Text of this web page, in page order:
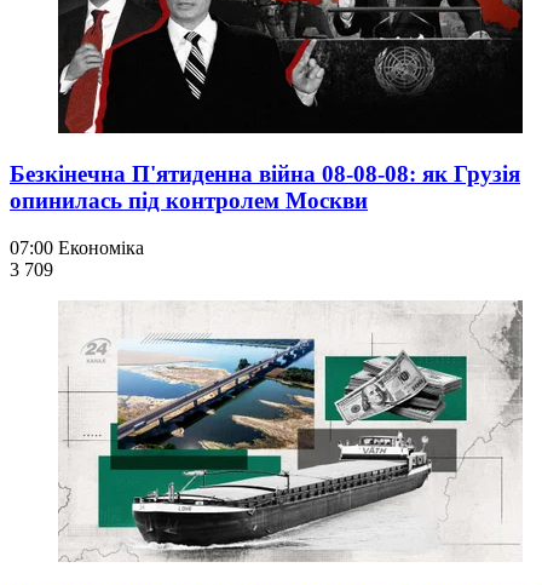
Безкінечна П'ятиденна війна 08-08-08: як Грузія
опинилась під контролем Москви
07:00 Економіка
3 709